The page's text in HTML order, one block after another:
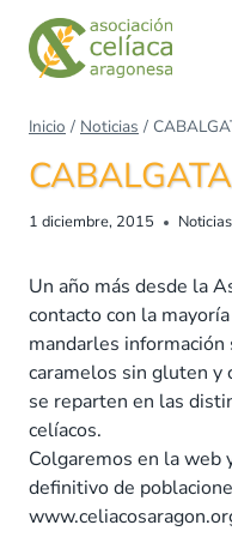
Saltar
contenido
Inicio / Noticias /
1 diciembre, 2015 Noticias
Un año más desde la
contacto con la
mandarles
caramelos sin gluten y
se reparten en las
celíacos.
Colgaremos en la web
definitivo de